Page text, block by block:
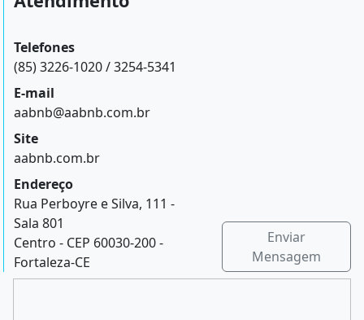
Telefones
(85) 3226-1020 / 3254-5341
E-mail
aabnb@aabnb.com.br
Site
aabnb.com.br
Endereço
Rua Perboyre e Silva, 111 -
Sala 801
Centro - CEP 60030-200 -
Fortaleza-CE
Enviar
Mensagem